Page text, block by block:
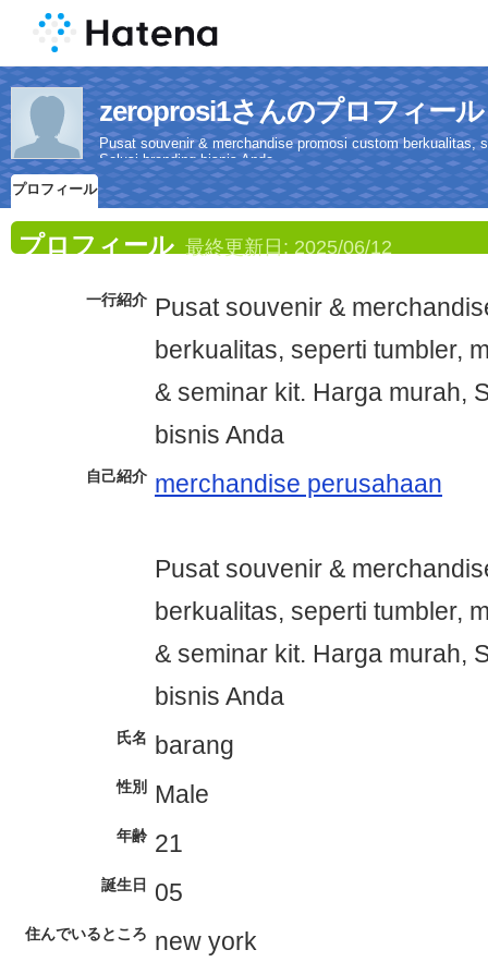
zeroprosi1さんのプロフィール
Pusat souvenir & merchandise promosi custom
Solusi branding bisnis Anda
プロフィール
プロフィール 最終更新日: 2025/06/12
一行紹介 Pusat souvenir &
berkualitas, seperti tumbler,
& seminar kit. Harga murah,
bisnis Anda
自己紹介 merchandise perusahaan
Pusat souvenir &
berkualitas, seperti tumbler,
& seminar kit. Harga murah,
bisnis Anda
氏名 barang
性別 Male
年齢 21
誕生日 05
住んでいるところ new york